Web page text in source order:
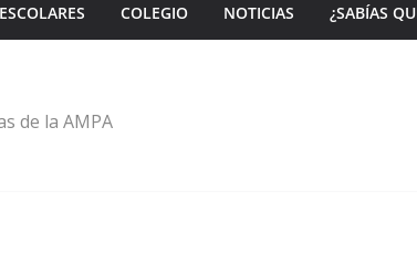
COLEGIO NOTICIAS ¿SABÍAS
de la AMPA